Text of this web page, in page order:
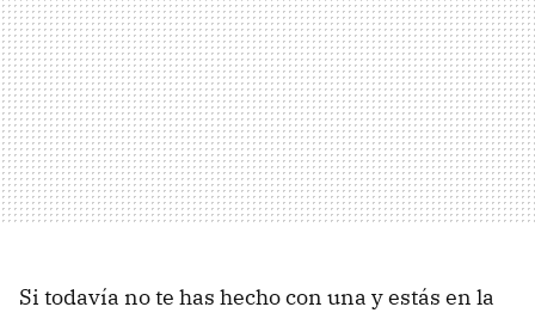
Si todavía no te has hecho con una y estás en la